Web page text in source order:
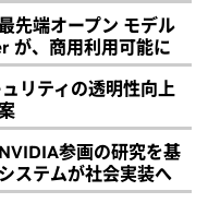
先端オープン モデル
が、商用利用可能に
リティの透明性向上
参画の研究を基
ステムが社会実装へ